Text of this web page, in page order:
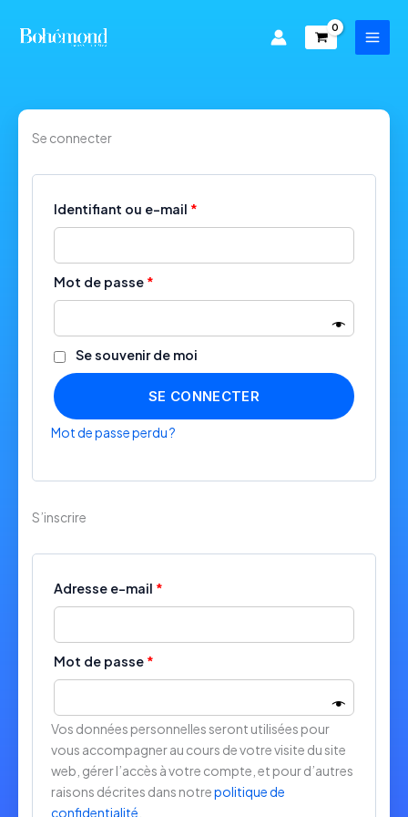
Se connecter
Identifiant ou e-mail *
Mot de passe *
Se souvenir de moi
SE CONNECTER
Mot de passe perdu ?
S’inscrire
Adresse e-mail *
Mot de passe *
Vos données personnelles seront utilisées pour
vous accompagner au cours de votre visite du site
web, gérer l’accès à votre compte, et pour d’autres
raisons décrites dans notrepolitique de
confidentialité